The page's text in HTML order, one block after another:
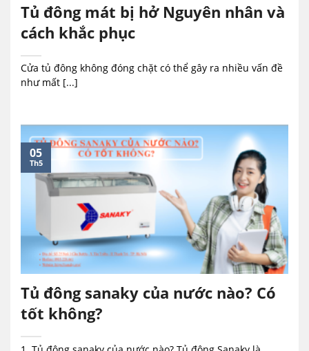
Tủ đông mát bị hở Nguyên nhân và
cách khắc phục
Cửa tủ đông không đóng chặt có thể gây ra nhiều vấn đề
như mất [...]
Tủ đông sanaky của nước nào? Có
tốt không?
05
Th5